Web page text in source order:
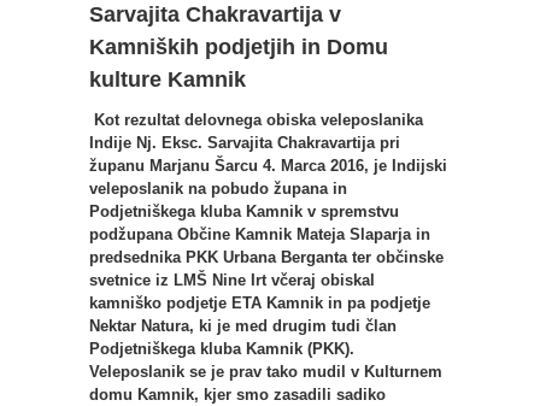
Sarvajita Chakravartija v
Kamniških podjetjih in Domu
kulture Kamnik
Kot rezultat delovnega obiska veleposlanika
Indije Nj. Eksc. Sarvajita Chakravartija pri
županu Marjanu Šarcu 4. Marca 2016, je Indijski
veleposlanik na pobudo župana in
Podjetniškega kluba Kamnik v spremstvu
podžupana Občine Kamnik Mateja Slaparja in
predsednika PKK Urbana Berganta ter občinske
svetnice iz LMŠ Nine Irt včeraj obiskal
kamniško podjetje ETA Kamnik in pa podjetje
Nektar Natura, ki je med drugim tudi član
Podjetniškega kluba Kamnik (PKK).
Veleposlanik se je prav tako mudil v Kulturnem
domu Kamnik, kjer smo zasadili sadiko